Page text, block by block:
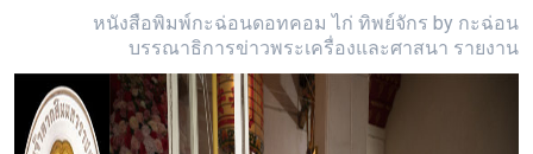
หนังสือพิมพ์กะฉ่อนดอทคอม ไก่ ทิพย์จักร by กะฉ่อน
บรรณาธิการข่าวพระเครื่องและศาสนา รายงาน